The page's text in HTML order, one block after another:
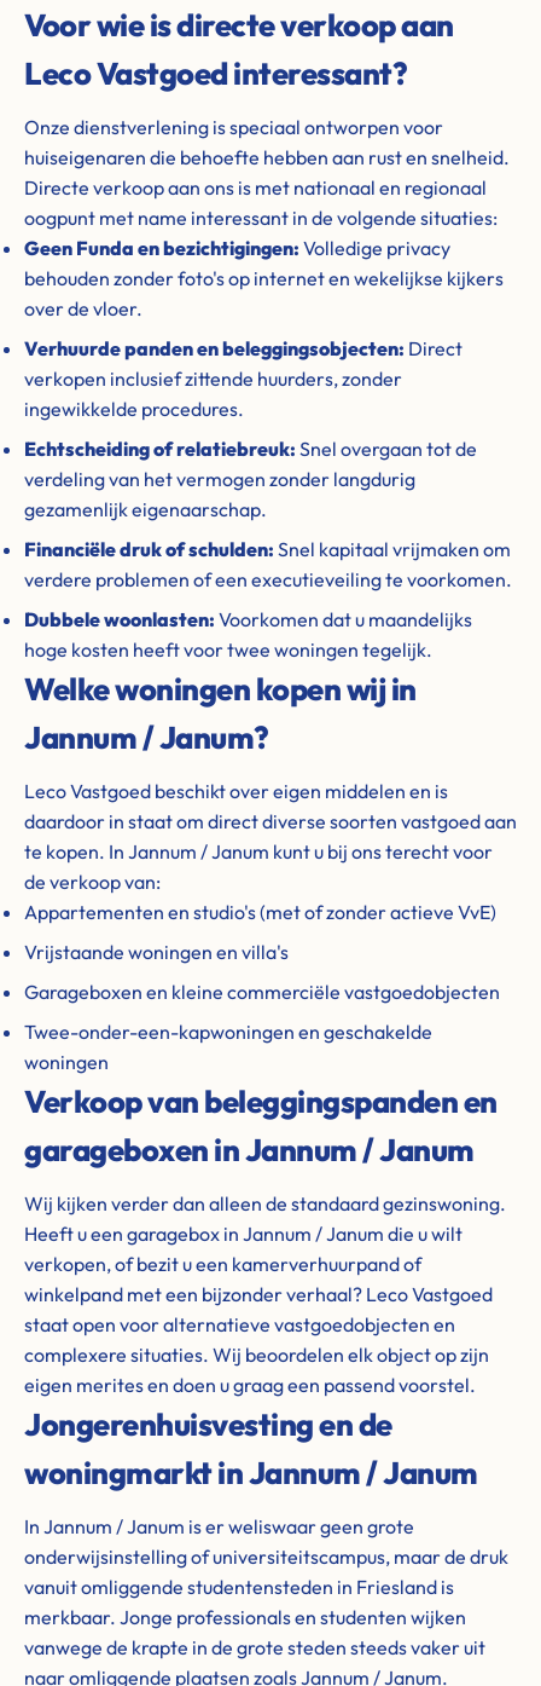
Voor wie is directe verkoop aan
Leco Vastgoed interessant?
Onze dienstverlening is speciaal ontworpen voor
huiseigenaren die behoefte hebben aan rust en snelheid.
Directe verkoop aan ons is met nationaal en regionaal
oogpunt met name interessant in de volgende situaties:
Geen Funda en bezichtigingen: Volledige privacy
behouden zonder foto's op internet en wekelijkse kijkers
over de vloer.
Verhuurde panden en beleggingsobjecten: Direct
verkopen inclusief zittende huurders, zonder
ingewikkelde procedures.
Echtscheiding of relatiebreuk: Snel overgaan tot de
verdeling van het vermogen zonder langdurig
gezamenlijk eigenaarschap.
Financiële druk of schulden: Snel kapitaal vrijmaken om
verdere problemen of een executieveiling te voorkomen.
Dubbele woonlasten: Voorkomen dat u maandelijks
hoge kosten heeft voor twee woningen tegelijk.
Welke woningen kopen wij in
Jannum / Janum?
Leco Vastgoed beschikt over eigen middelen en is
daardoor in staat om direct diverse soorten vastgoed aan
te kopen. In Jannum / Janum kunt u bij ons terecht voor
de verkoop van:
Appartementen en studio's (met of zonder actieve VvE)
Vrijstaande woningen en villa's
Garageboxen en kleine commerciële vastgoedobjecten
Twee-onder-een-kapwoningen en geschakelde
woningen
Verkoop van beleggingspanden en
garageboxen in Jannum / Janum
Wij kijken verder dan alleen de standaard gezinswoning.
Heeft u een garagebox in Jannum / Janum die u wilt
verkopen, of bezit u een kamerverhuurpand of
winkelpand met een bijzonder verhaal? Leco Vastgoed
staat open voor alternatieve vastgoedobjecten en
complexere situaties. Wij beoordelen elk object op zijn
eigen merites en doen u graag een passend voorstel.
Jongerenhuisvesting en de
woningmarkt in Jannum / Janum
In Jannum / Janum is er weliswaar geen grote
onderwijsinstelling of universiteitscampus, maar de druk
vanuit omliggende studentensteden in Friesland is
merkbaar. Jonge professionals en studenten wijken
vanwege de krapte in de grote steden steeds vaker uit
naar omliggende plaatsen zoals Jannum / Janum.